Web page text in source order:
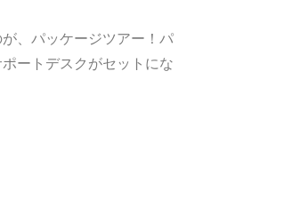
、パッケージツアー！パ
ートデスクがセットにな